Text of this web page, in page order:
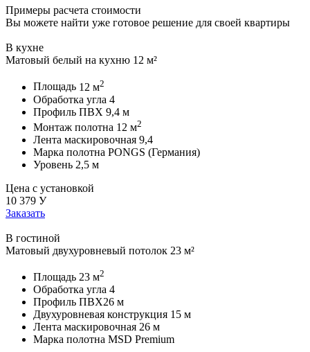
Примеры расчета стоимости
Вы можете найти уже готовое решение для своей квартиры
В кухне
Матовый белый на кухню 12 м²
Площадь 12 м2
Обработка угла 4
Профиль ПВХ 9,4 м
Монтаж полотна 12 м2
Лента маскировочная 9,4
Марка полотна PONGS (Германия)
Уровень 2,5 м
Цена с установкой
10 379 У
Заказать
В гостиной
Матовый двухуровневый потолок 23 м²
Площадь 23 м2
Обработка угла 4
Профиль ПВХ26 м
Двухуровневая конструкция 15 м
Лента маскировочная 26 м
Марка полотна MSD Premium